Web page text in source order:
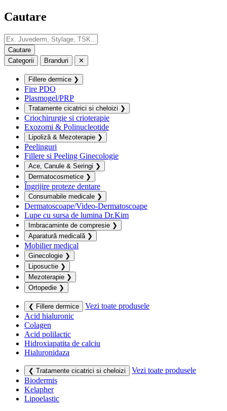
Cautare
Categorii Branduri ✕
Fillere dermice ❯
Fire PDO
Plasmogel/PRP
Tratamente cicatrici si cheloizi ❯
Criochirurgie si crioterapie
Exozomi & Polinucleotide
Lipoliză & Mezoterapie ❯
Peelinguri
Fillere si Peeling Ginecologie
Ace, Canule & Seringi ❯
Dermatocosmetice ❯
Îngrijire proteze dentare
Consumabile medicale ❯
Dermatoscoape/Video-Dermatoscoape
Lupe cu sursa de lumina Dr.Kim
Imbracaminte de compresie ❯
Aparatură medicală ❯
Mobilier medical
Ginecologie ❯
Liposuctie ❯
Mezoterapie ❯
Ortopedie ❯
❮ Fillere dermice
Vezi toate produsele
Acid hialuronic
Colagen
Acid polilactic
Hidroxiapatita de calciu
Hialuronidaza
❮ Tratamente cicatrici si cheloizi
Vezi toate produsele
Biodermis
Kelapher
Lipoelastic